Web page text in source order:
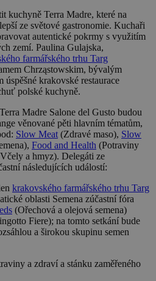
kuchyně Terra Madre, které na
ze světové gastronomie. Kuchaři
autentické pokrmy s využitím
zemí. Paulina Gulajska,
farmářského trhu Targ
Chrząstowskim, bývalým
úspěšné krakovské restaurace
polské kuchyně.
Madre Salone del Gusto budou
věnované pěti hlavním tématům,
Slow Meat (Zdravé maso), Slow
Food and Health (Potraviny
a hmyz). Delegáti ze
následujících událostí:
krakovského farmářského trhu Targ
oblasti Semena zúčastní fóra
(Ořechová a olejová semena)
Fiere); na tomto setkání bude
a širokou skupinu semen
a zdraví a stánku zaměřeného